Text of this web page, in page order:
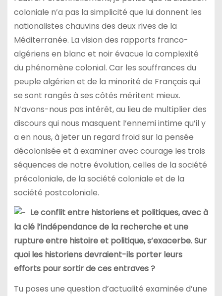
coloniale n’a pas la simplicité que lui donnent les
nationalistes chauvins des deux rives de la
Méditerranée. La vision des rapports franco-
algériens en blanc et noir évacue la complexité
du phénomène colonial. Car les souffrances du
peuple algérien et de la minorité de Français qui
se sont rangés à ses côtés méritent mieux.
N’avons-nous pas intérêt, au lieu de multiplier des
discours qui nous masquent l’ennemi intime qu’il y
a en nous, à jeter un regard froid sur la pensée
décolonisée et à examiner avec courage les trois
séquences de notre évolution, celles de la société
précoloniale, de la société coloniale et de la
société postcoloniale.
Le conflit entre historiens et politiques, avec à
la clé l’indépendance de la recherche et une
rupture entre histoire et politique, s’exacerbe. Sur
quoi les historiens devraient-ils porter leurs
efforts pour sortir de ces entraves ?
Tu poses une question d’actualité examinée d’une